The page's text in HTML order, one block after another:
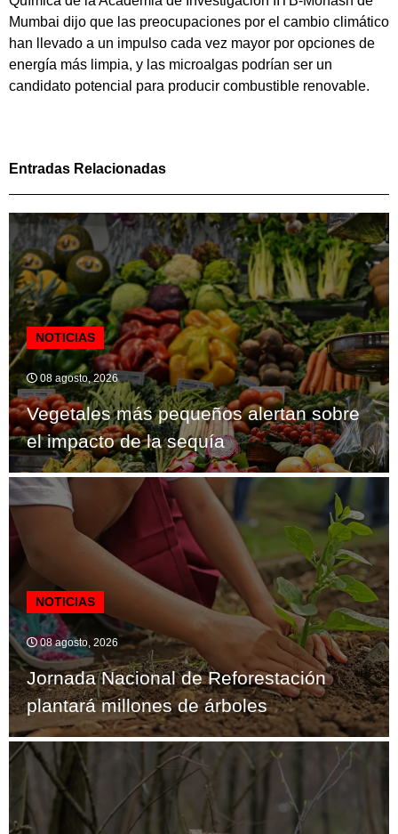
Mumbai dijo que las preocupaciones por el cambio climático
han llevado a un impulso cada vez mayor por opciones de
energía más limpia, y las microalgas podrían ser un
candidato potencial para producir combustible renovable.
Entradas Relacionadas
NOTICIAS
08 agosto, 2026
Vegetales más pequeños alertan sobre
el impacto de la sequía
NOTICIAS
08 agosto, 2026
Jornada Nacional de Reforestación
plantará millones de árboles